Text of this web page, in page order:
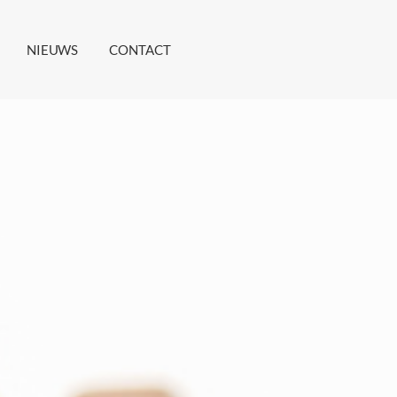
NIEUWS CONTACT